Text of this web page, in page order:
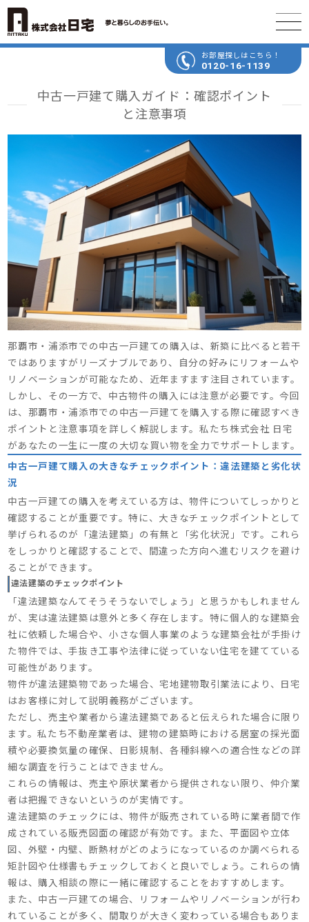
お部屋探しはこちら！
0120-16-1139
中古一戸建て購入ガイド：確認ポイント
と注意事項
那覇市・浦添市での中古一戸建ての購入は、新築に比べると若干
ではありますがリーズナブルであり、自分の好みにリフォームや
リノベーションが可能なため、近年ますます注目されています。
しかし、その一方で、中古物件の購入には注意が必要です。今回
は、那覇市・浦添市での中古一戸建てを購入する際に確認すべき
ポイントと注意事項を詳しく解説します。私たち株式会社 日宅
があなたの一生に一度の大切な買い物を全力でサポートします。
中古一戸建て購入の大きなチェックポイント：違法建築と劣化状
況
中古一戸建ての購入を考えている方は、物件についてしっかりと
確認することが重要です。特に、大きなチェックポイントとして
挙げられるのが「違法建築」の有無と「劣化状況」です。これら
をしっかりと確認することで、間違った方向へ進むリスクを避け
ることができます。
違法建築のチェックポイント
「違法建築なんてそうそうないでしょう」と思うかもしれません
が、実は違法建築は意外と多く存在します。特に個人的な建築会
社に依頼した場合や、小さな個人事業のような建築会社が手掛け
た物件では、手抜き工事や法律に従っていない住宅を建てている
可能性があります。
物件が違法建築物であった場合、宅地建物取引業法により、日宅
はお客様に対して説明義務がございます。
ただし、売主や業者から違法建築であると伝えられた場合に限り
ます。私たち不動産業者は、建物の建築時における居室の採光面
積や必要換気量の確保、日影規制、各種斜線への適合性などの詳
細な調査を行うことはできません。
これらの情報は、売主や原状業者から提供されない限り、仲介業
者は把握できないというのが実情です。
違法建築のチェックには、物件が販売されている時に業者間で作
成されている販売図面の確認が有効です。また、平面図や立体
図、外壁・内壁、断熱材がどのようになっているのか調べられる
矩計図や仕様書もチェックしておくと良いでしょう。これらの情
報は、購入相談の際に一緒に確認することをおすすめします。
また、中古一戸建ての場合、リフォームやリノベーションが行わ
れていることが多く、間取りが大きく変わっている場合もありま